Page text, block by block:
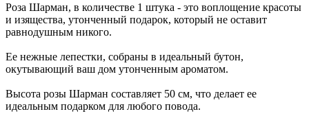
Роза Шарман, в количестве 1 штука - это воплощение красоты
и изящества, утонченный подарок, который не оставит
равнодушным никого.
Ее нежные лепестки, собраны в идеальный бутон,
окутывающий ваш дом утонченным ароматом.
Высота розы Шарман составляет 50 см, что делает ее
идеальным подарком для любого повода.